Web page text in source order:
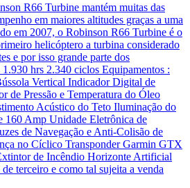
R66 Turbine mantém muitas das
em maiores altitudes graças a uma
em 2007, o Robinson R66 Turbine é o
helicóptero a turbina considerado
e por isso grande parte dos
hrs 2.340 ciclos Equipamentos :
Vertical Indicador Digital de
Pressão e Temperatura do Óleo
Acústico do Teto Iluminação do
160 Amp Unidade Eletrônica de
de Navegação e Anti-Colisão de
no Cíclico Transponder Garmin GTX
de Incêndio Horizonte Artificial
terceiro e como tal sujeita a venda